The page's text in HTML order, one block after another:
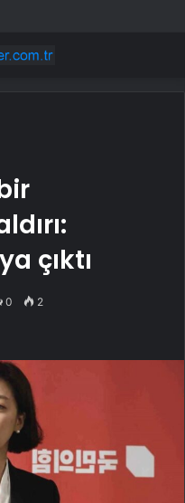
çıktı
0 2